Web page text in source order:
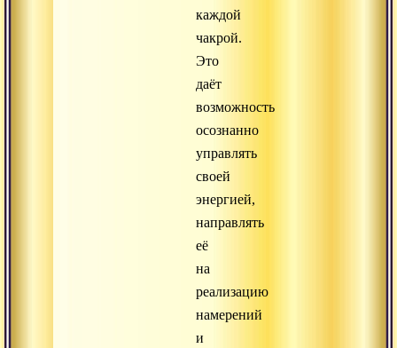
каждой
чакрой.
Это
даёт
возможность
осознанно
управлять
своей
энергией,
направлять
её
на
реализацию
намерений
и